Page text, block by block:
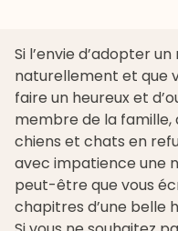
Si l’envie d’adopter
naturellement et que
faire un heureux et
membre de la famille,
chiens et chats en
avec impatience une
peut-être que vous
chapitres d’une belle